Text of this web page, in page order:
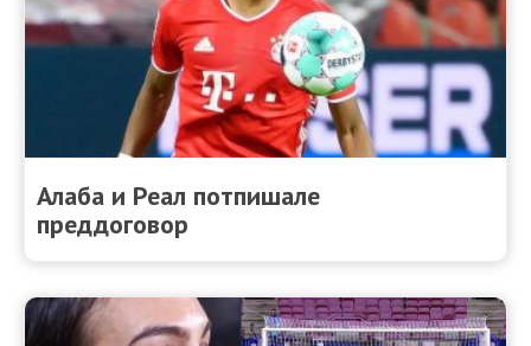
Алаба и Реал потпишале
преддоговор